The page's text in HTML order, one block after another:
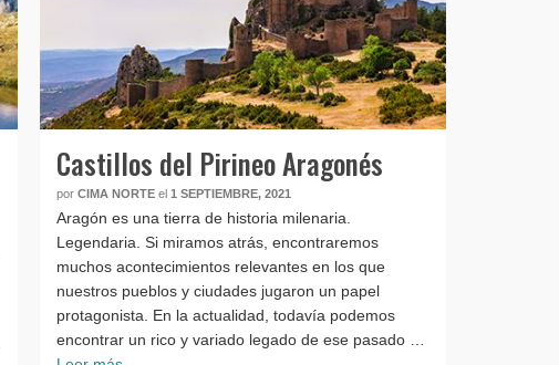
Castillos del Pirineo Aragonés
porCIMA NORTE el1 SEPTIEMBRE, 2021
Aragón es una tierra de historia milenaria.
Legendaria. Si miramos atrás, encontraremos
muchos acontecimientos relevantes en los que
nuestros pueblos y ciudades jugaron un papel
protagonista. En la actualidad, todavía podemos
encontrar un rico y variado legado de ese pasado …